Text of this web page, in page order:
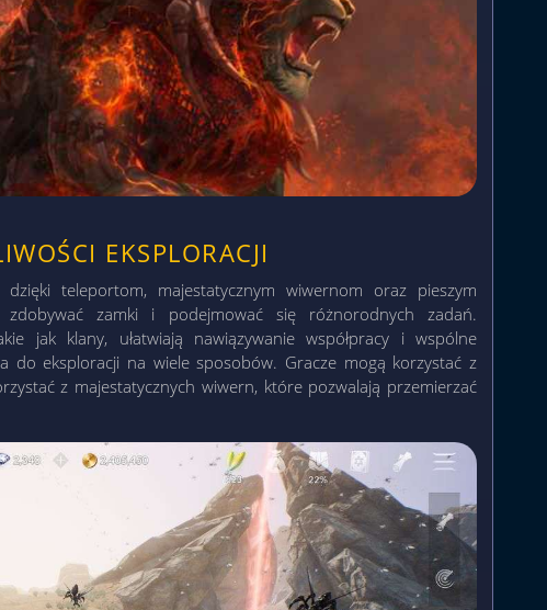
EKSPLORACJI
teleportom, majestatycznym wiwernom oraz pieszym
zamki i podejmować się różnorodnych zadań.
jak klany, ułatwiają nawiązywanie współpracy i wspólne
do eksploracji na wiele sposobów. Gracze mogą korzystać z
z majestatycznych wiwern, które pozwalają przemierzać